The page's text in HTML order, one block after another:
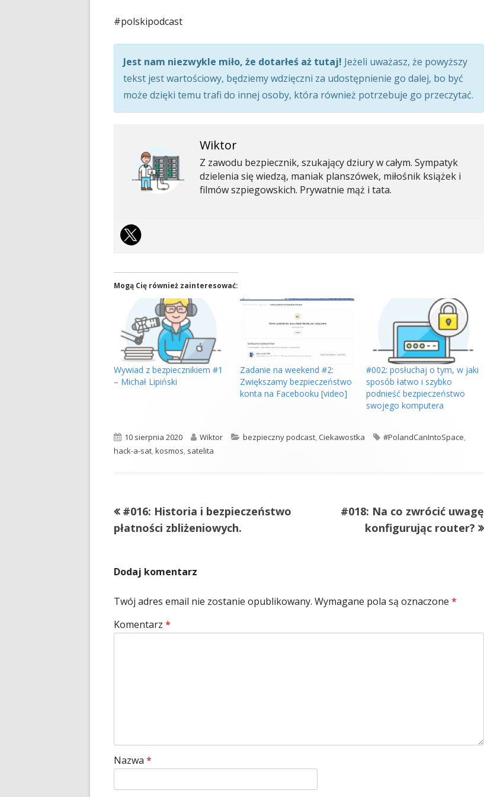
oknie
#polskipodcast
Jest nam niezwykle miło, że dotarłeś aż tutaj! Jeżeli uważasz, że powyższy
tekst jest wartościowy, będziemy wdzięczni za udostępnienie go dalej, bo być
może dzięki temu trafi do innej osoby, która również potrzebuje go przeczytać.
Wiktor
Z zawodu bezpiecznik, szukający dziury w całym. Sympatyk
dzielenia się wiedzą, maniak planszówek, miłośnik książek i
filmów szpiegowskich. Prywatnie mąż i tata.
Mogą Cię również zainteresować:
Wywiad z bezpiecznikiem #1
– Michał Lipiński
Zadanie na weekend #2:
Zwiększamy bezpieczeństwo
konta na Facebooku [video]
#002: posłuchaj o tym, w jaki
sposób łatwo i szybko
podnieść bezpieczeństwo
swojego komputera
Opublikowano
10 sierpnia 2020 Autor
Wiktor Kategorie
bezpieczny podcast, Ciekawostka Tagi
#PolandCanIntoSpace,
hack-a-sat,kosmos, satelita
Nawigacja
wpisu
Poprzedni
artykół
#016: Historia i bezpieczeństwo
płatności zbliżeniowych.
Następny
artykół:
#018: Na co zwrócić uwagę
konfigurując router?
Dodaj komentarz
Twój adres email nie zostanie opublikowany. Wymagane pola są oznaczone *
Komentarz *
Nazwa *